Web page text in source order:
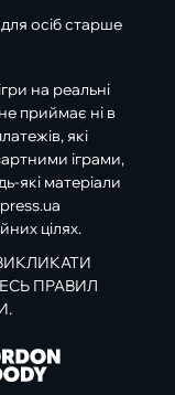
осіб старше
на реальні
приймає ні в
які
іграми,
які матеріали
цілях.
ПРАВИЛ